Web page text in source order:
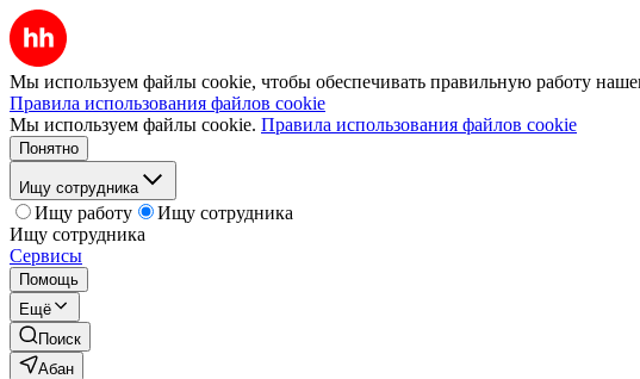
Мы используем файлы cookie, чтобы обеспечивать правильную работу
Правила использования файлов cookie
Мы используем файлы cookie. Правила использования файлов cookie
Понятно
Ищу сотрудника
Ищу работу
Ищу сотрудника
Ищу сотрудника
Сервисы
Помощь
Ещё
Поиск
Абан